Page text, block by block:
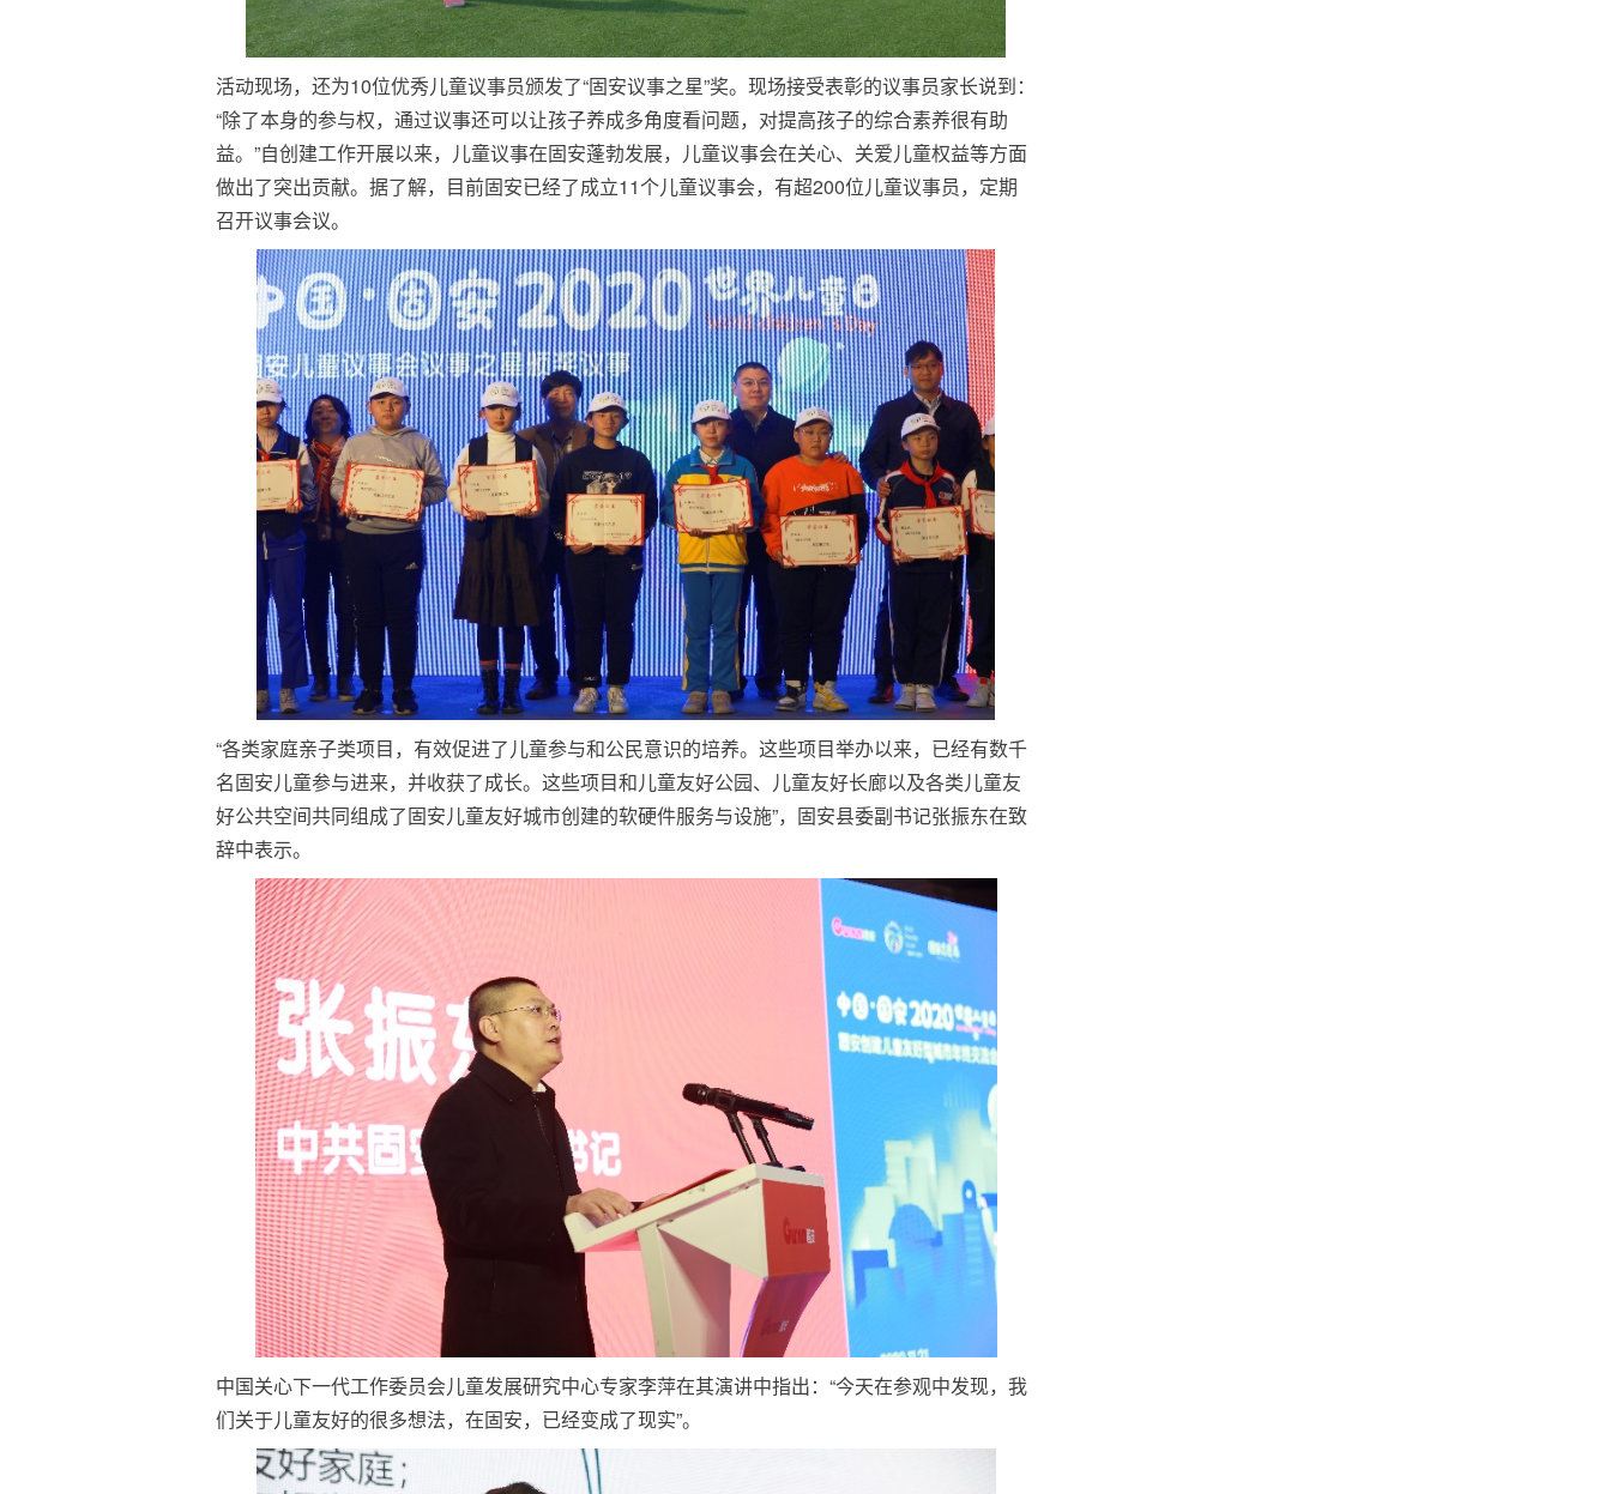
活动现场，还为10位优秀儿童议事员颁发了“固安议事之星”奖。现场接受表彰的议事员家长说到：
“除了本身的参与权，通过议事还可以让孩子养成多角度看问题，对提高孩子的综合素养很有助
益。”自创建工作开展以来，儿童议事在固安蓬勃发展，儿童议事会在关心、关爱儿童权益等方面
做出了突出贡献。据了解，目前固安已经了成立11个儿童议事会，有超200位儿童议事员，定期
召开议事会议。
“各类家庭亲子类项目，有效促进了儿童参与和公民意识的培养。这些项目举办以来，已经有数千
名固安儿童参与进来，并收获了成长。这些项目和儿童友好公园、儿童友好长廊以及各类儿童友
好公共空间共同组成了固安儿童友好城市创建的软硬件服务与设施”，固安县委副书记张振东在致
辞中表示。
中国关心下一代工作委员会儿童发展研究中心专家李萍在其演讲中指出：“今天在参观中发现，我
们关于儿童友好的很多想法，在固安，已经变成了现实”。